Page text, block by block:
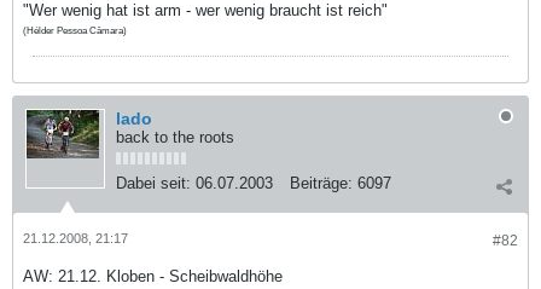
"Wer wenig hat ist arm - wer wenig braucht ist reich"
(Hélder Pessoa Câmara)
lado
back to the roots
Dabei seit: 06.07.2003 Beiträge: 6097
#82
21.12.2008, 21:17
AW: 21.12. Kloben - Scheibwaldhöhe